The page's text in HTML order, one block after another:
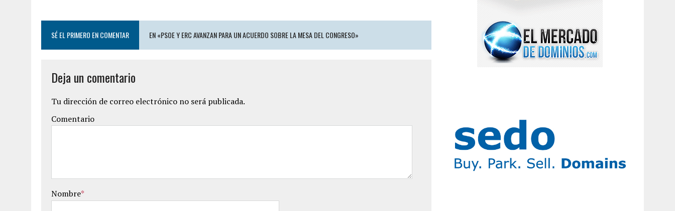
SÉ EL PRIMERO EN COMENTAR EN «PSOE Y ERC AVANZAN PARA UN ACUERDO SOBRE LA MESA DEL CONGRESO»
Deja un comentario
Tu dirección de correo electrónico no será publicada.
Comentario
Nombre*